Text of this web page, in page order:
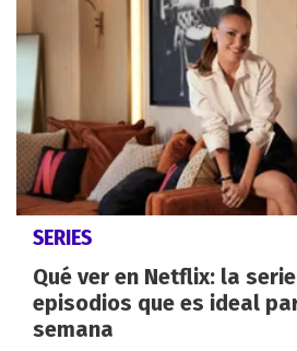
SERIES
Qué ver en Netflix: la
episodios que es ideal
semana